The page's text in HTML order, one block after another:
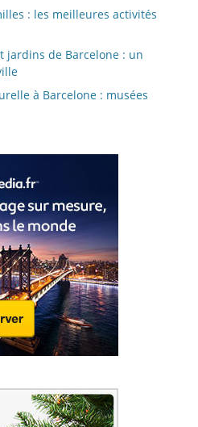
: les meilleures activités
jardins de Barcelone : un
à Barcelone : musées